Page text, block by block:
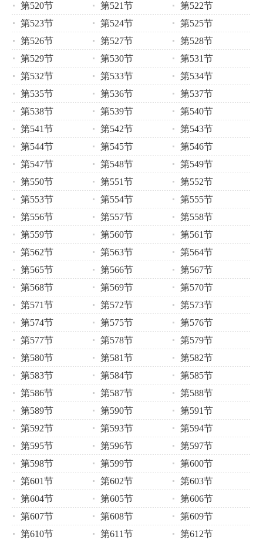
第520节
第521节
第522节
第523节
第524节
第525节
第526节
第527节
第528节
第529节
第530节
第531节
第532节
第533节
第534节
第535节
第536节
第537节
第538节
第539节
第540节
第541节
第542节
第543节
第544节
第545节
第546节
第547节
第548节
第549节
第550节
第551节
第552节
第553节
第554节
第555节
第556节
第557节
第558节
第559节
第560节
第561节
第562节
第563节
第564节
第565节
第566节
第567节
第568节
第569节
第570节
第571节
第572节
第573节
第574节
第575节
第576节
第577节
第578节
第579节
第580节
第581节
第582节
第583节
第584节
第585节
第586节
第587节
第588节
第589节
第590节
第591节
第592节
第593节
第594节
第595节
第596节
第597节
第598节
第599节
第600节
第601节
第602节
第603节
第604节
第605节
第606节
第607节
第608节
第609节
第610节
第611节
第612节